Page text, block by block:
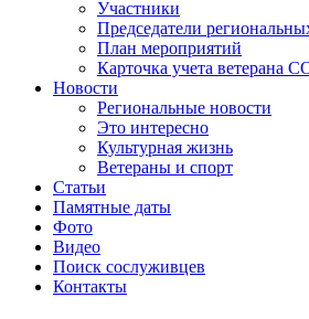
Участники
Председатели
План мероприятий
Карточка учета ветерана
Новости
Региональные новости
Это интересно
Культурная жизнь
Ветераны и спорт
Статьи
Памятные даты
Фото
Видео
Поиск сослуживцев
Контакты